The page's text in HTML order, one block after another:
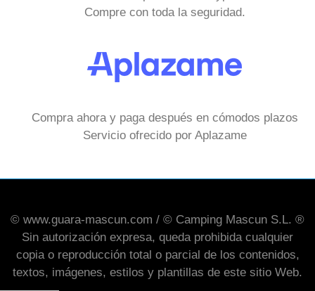
Compre con toda la seguridad.
Compra ahora y paga después en cómodos plazos
Servicio ofrecido por Aplazame
© www.guara-mascun.com / © Camping Mascun S.L. ®
Sin autorización expresa, queda prohibida cualquier
copia o reproducción total o parcial de los contenidos,
textos, imágenes, estilos y plantillas de este sitio Web.